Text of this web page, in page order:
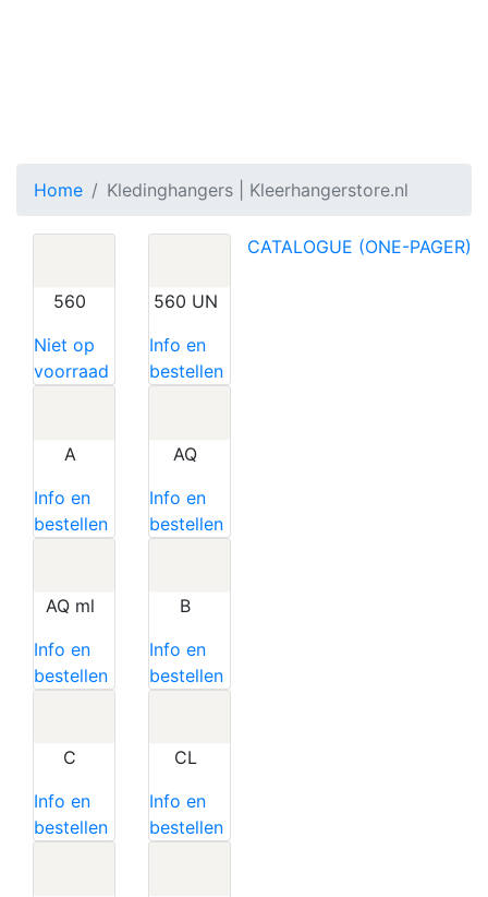
Home Kledinghangers | Kleerhangerstore.nl
CATALOGUE (ONE-PAGER)
560
Niet op
voorraad
560 UN
Info en
bestellen
A
Info en
bestellen
AQ
Info en
bestellen
AQ ml
Info en
bestellen
B
Info en
bestellen
C
Info en
bestellen
CL
Info en
bestellen